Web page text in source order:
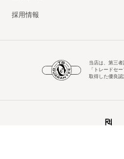
採用情報
当店は、第三者
「トレードセ
取得した優良